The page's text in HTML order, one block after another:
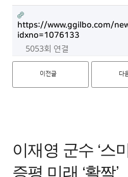
https://www.ggilbo.com/
idxno=1076133
5053회 연결
이전글 다
이재영 군수 ‘스
증평 미래 ‘활짝’